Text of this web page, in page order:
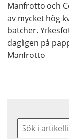
Manfrotto och
av mycket hög
batcher.
dagligen på
Manfrotto.